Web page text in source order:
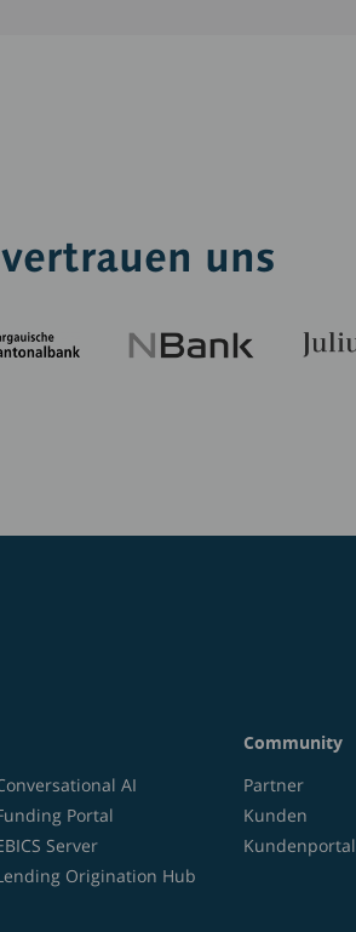
uns
AI
Portal
Server
Lending Origination Hub
Community
Partner
Kunden
Kundenportal